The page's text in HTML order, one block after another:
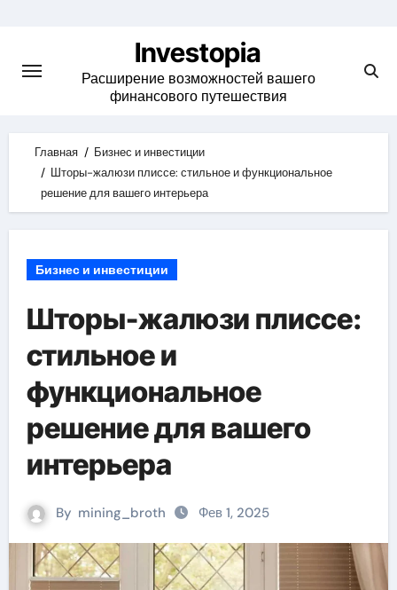
content
Investopia
Расширение возможностей вашего
финансового путешествия
Главная
Бизнес и инвестиции
Шторы-жалюзи плиссе: стильное и функциональное
решение для вашего интерьера
Бизнес и инвестиции
Шторы-жалюзи плиссе:
стильное и
функциональное
решение для вашего
интерьера
By mining_broth Фев 1, 2025